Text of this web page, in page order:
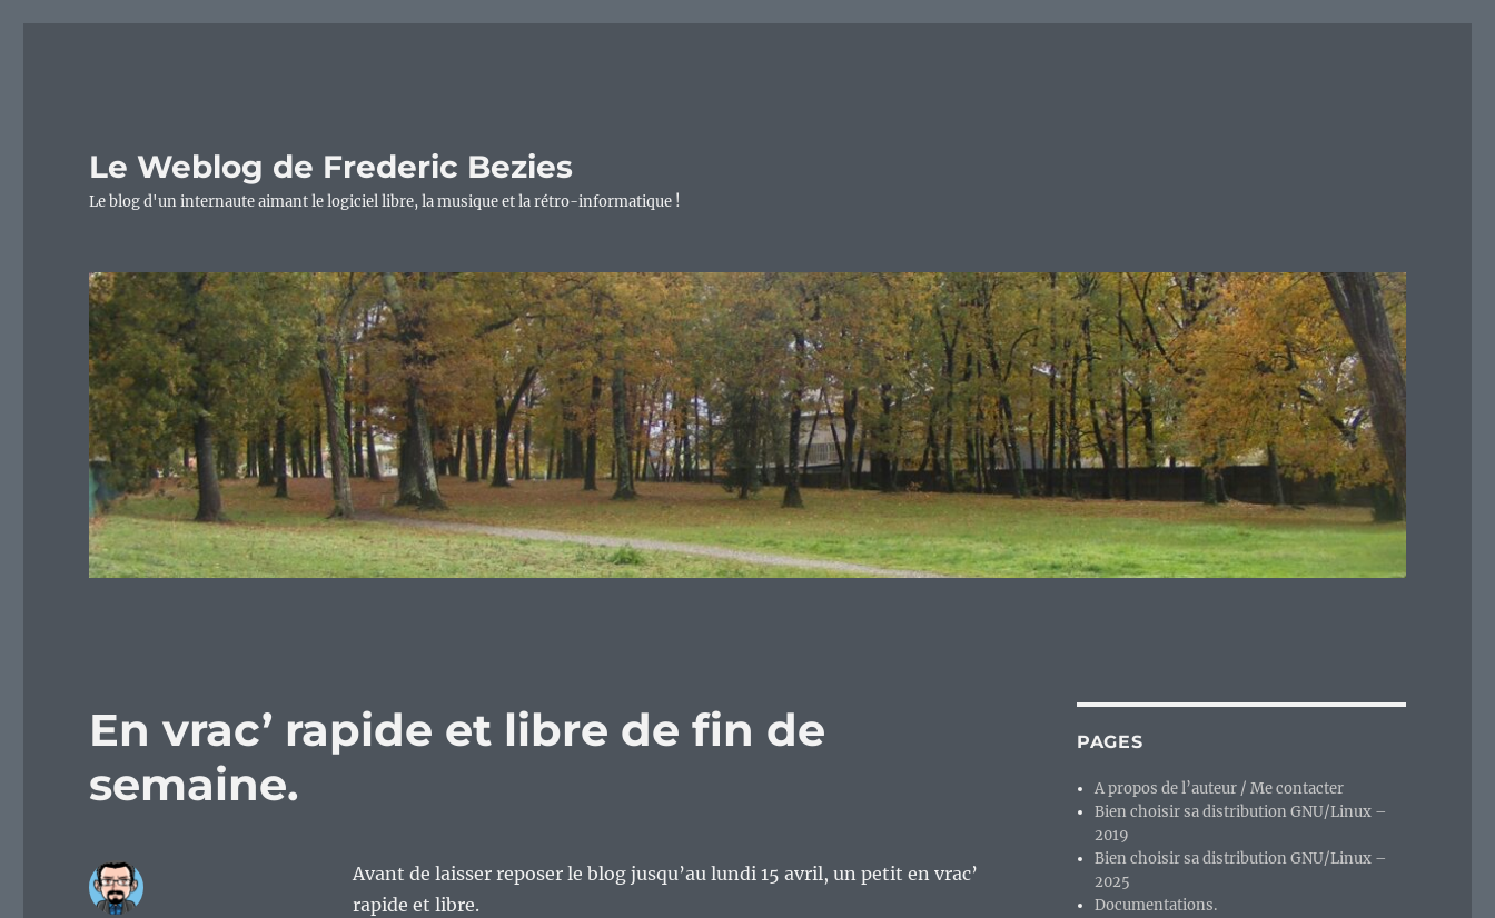
Le Weblog de Frederic Bezies
Le blog d'un internaute aimant le logiciel libre, la musique et la rétro-informatique !
En vrac’ rapide et libre de fin de
semaine.
Avant de laisser reposer le blog jusqu’au lundi 15 avril, un petit en vrac’
rapide et libre.
PAGES
A propos de l’auteur / Me contacter
Bien choisir sa distribution GNU/Linux –
2019
Bien choisir sa distribution GNU/Linux –
2025
Documentations.